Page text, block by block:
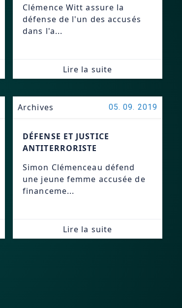
Clémence Witt assure la
défense de l'un des accusés
dans l'a...
Lire la suite
Archives 05. 09. 2019
DÉFENSE ET JUSTICE
ANTITERRORISTE
Simon Clémenceau défend
une jeune femme accusée de
financeme...
Lire la suite